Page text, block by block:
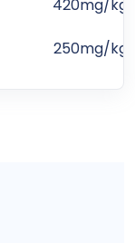
420mg/kg
250mg/kg